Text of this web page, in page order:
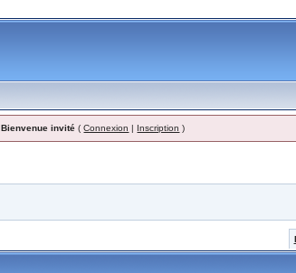
Bienvenue invité (Connexion | Inscription )